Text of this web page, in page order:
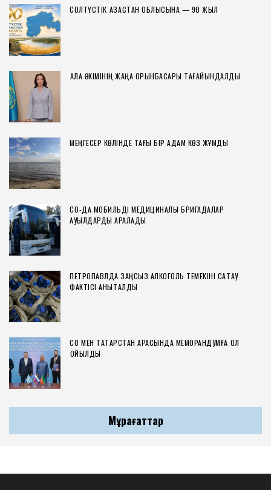
СОЛТҮСТІК ҚАЗАҚСТАН ОБЛЫСЫНА — 90 ЖЫЛ
ҚАЛА ӘКІМІНІҢ ЖАҢА ОРЫНБАСАРЫ ТАҒАЙЫНДАЛДЫ
МЕҢГЕСЕР КӨЛІНДЕ ТАҒЫ БІР АДАМ КӨЗ ЖҰМДЫ
СҚО-ДА МОБИЛЬДІ МЕДИЦИНАЛЫҚ БРИГАДАЛАР
АУЫЛДАРДЫ АРАЛАДЫ
ПЕТРОПАВЛДА ЗАҢСЫЗ АЛКОГОЛЬ ТЕМЕКІНІ САҚТАУ
ФАКТІСІ АНЫҚТАЛДЫ
СҚО МЕН ТАТАРСТАН АРАСЫНДА МЕМОРАНДУМҒА ҚОЛ
ҚОЙЫЛДЫ
Мұрағаттар